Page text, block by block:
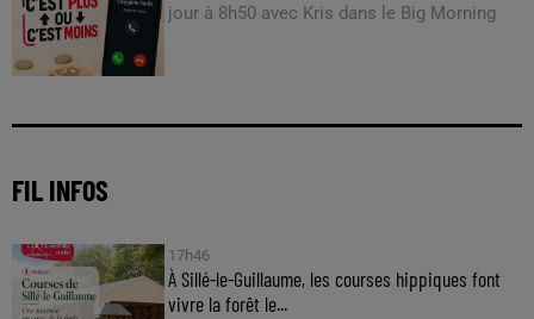
jour à 8h50 avec Kris dans le Big Morning
FIL INFOS
17h46
À Sillé-le-Guillaume, les courses hippiques font
vivre la forêt le...